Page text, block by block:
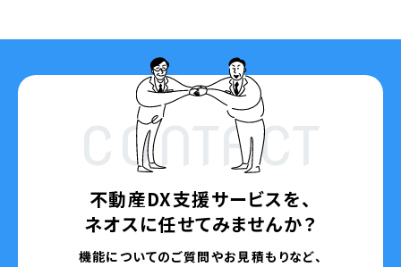
CONTACT
不動産DX支援サービスを、
ネオスに任せてみませんか？
機能についてのご質問やお見積もりなど、